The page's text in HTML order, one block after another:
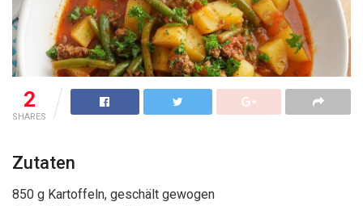
2
SHARES
Zutaten
850 g Kartoffeln, geschält gewogen